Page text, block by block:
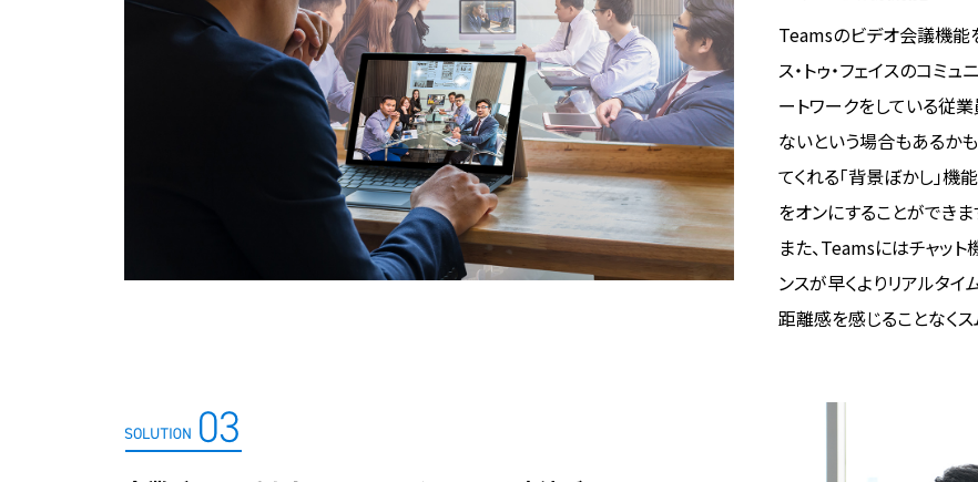
Teamsのビデオ会議機能
ス・トゥ・フェイスのコミ
ートワークをしている従
ないという場合もあるか
てくれる「背景ぼかし」
をオンにすることができま
また、Teamsにはチャット
ンスが早くよりリアルタ
距離感を感じることなく